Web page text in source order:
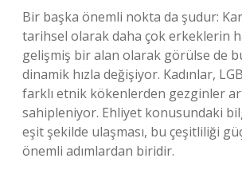
Bir başka önemli nokta da şudur:
tarihsel olarak daha çok erkeklerin
gelişmiş bir alan olarak görülse de
dinamik hızla değişiyor. Kadınlar,
farklı etnik kökenlerden gezginler
sahipleniyor. Ehliyet konusundaki
eşit şekilde ulaşması, bu çeşitliliği
önemli adımlardan biridir.